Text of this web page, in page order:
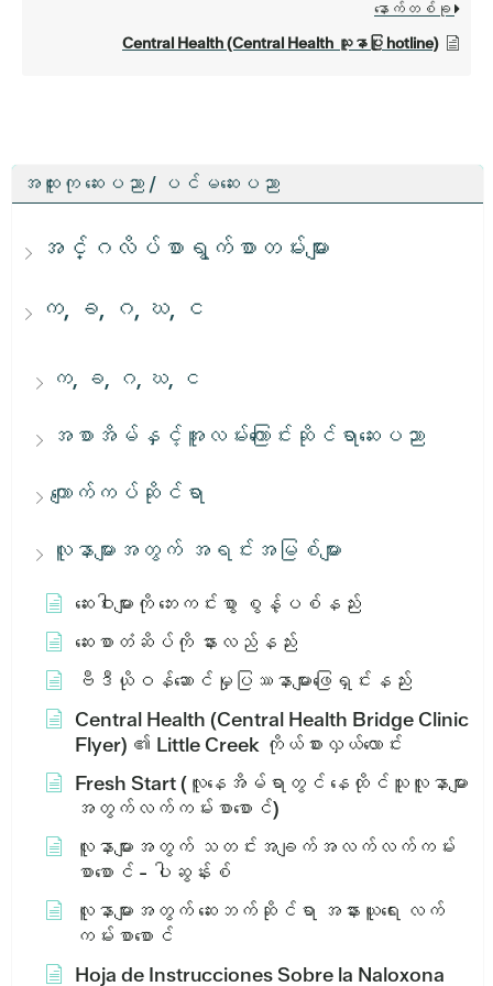
အထူးကု ဆေးပညာ / ပင်မဆေးပညာ
အင်္ဂလိပ်စာရွက်စာတမ်းများ
က, ခ, ဂ, ဃ, င
က, ခ, ဂ, ဃ, င
အစာအိမ်နှင့်အူလမ်းကြောင်းဆိုင်ရာဆေးပညာ
ကျောက်ကပ်ဆိုင်ရာ
လူနာများအတွက် အရင်းအမြစ်များ
ဆေးဝါးများကို ဘေးကင်းစွာ စွန့်ပစ်နည်း
ဆေးစာတံဆိပ်ကို နားလည်နည်း
ဗီဒီယိုဝန်ဆောင်မှုပြဿနာများဖြေရှင်းနည်း
Central Health (Central Health Bridge Clinic
Flyer) ၏ Little Creek ကိုယ်စားလှယ်လောင်း
Fresh Start (လူနေအိမ်ရာတွင် နေထိုင်သူလူနာများ
အတွက်လက်ကမ်းစာစောင်)
လူနာများအတွက် သတင်းအချက်အလက်လက်ကမ်း
စာစောင် - ပါဆွန်းစ်
လူနာများအတွက် ဆေးဘက်ဆိုင်ရာ အနားယူရေး လက်
ကမ်းစာစောင်
Hoja de Instrucciones Sobre la Naloxona
နောက်တစ်ခု
Central Health (Central Health သူနာပြု hotline)